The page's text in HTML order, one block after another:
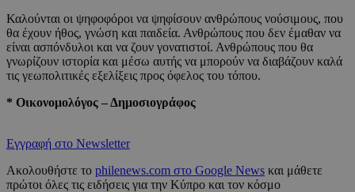
Καλούνται οι ψηφοφόροι να ψηφίσουν ανθρώπους νούσιμους, που
θα έχουν ήθος, γνώση και παιδεία. Ανθρώπους που δεν έμαθαν να
είναι ασπόνδυλοι και να ζουν γονατιστοί. Ανθρώπους που θα
γνωρίζουν ιστορία και μέσω αυτής να μπορούν να διαβάζουν καλά
τις γεωπολιτικές εξελίξεις προς όφελος του τόπου.
* Οικονομολόγος – Δημοσιογράφος
Εγγραφή στο Newsletter
Ακολουθήστε το philenews.com στο Google News και μάθετε
πρώτοι όλες τις ειδήσεις για την Κύπρο και τον κόσμο